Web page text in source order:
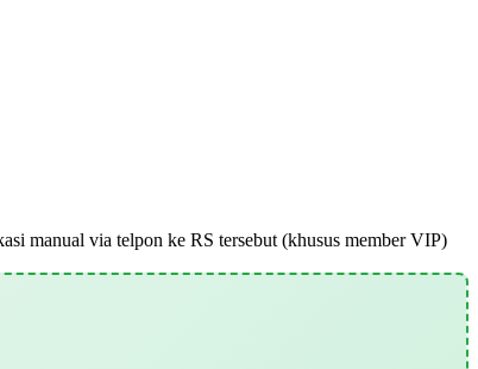
manual via telpon ke RS tersebut (khusus member VIP)